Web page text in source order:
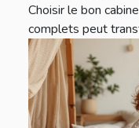
Choisir le bon
complets peut